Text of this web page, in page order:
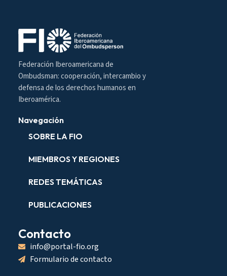
Federación Iberoamericana de
Ombudsman: cooperación, intercambio y
defensa de los derechos humanos en
Iberoamérica.
Navegación
SOBRE LA FIO
MIEMBROS Y REGIONES
REDES TEMÁTICAS
PUBLICACIONES
Contacto
info@portal-fio.org
Formulario de contacto